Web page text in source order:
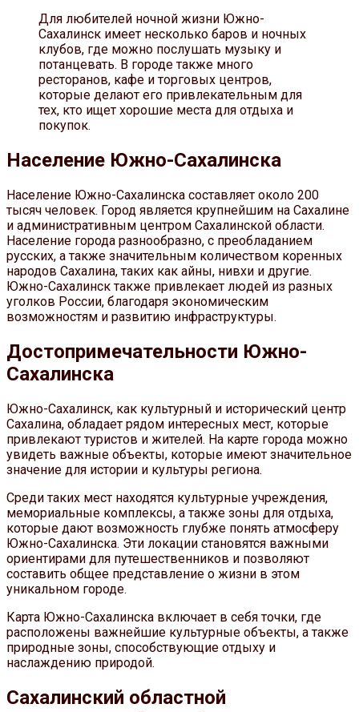
Для любителей ночной жизни Южно-
Сахалинск имеет несколько баров и ночных
клубов, где можно послушать музыку и
потанцевать. В городе также много
ресторанов, кафе и торговых центров,
которые делают его привлекательным для
тех, кто ищет хорошие места для отдыха и
покупок.
Население Южно-Сахалинска
Население Южно-Сахалинска составляет около 200
тысяч человек. Город является крупнейшим на Сахалине
и административным центром Сахалинской области.
Население города разнообразно, с преобладанием
русских, а также значительным количеством коренных
народов Сахалина, таких как айны, нивхи и другие.
Южно-Сахалинск также привлекает людей из разных
уголков России, благодаря экономическим
возможностям и развитию инфраструктуры.
Достопримечательности Южно-
Сахалинска
Южно-Сахалинск, как культурный и исторический центр
Сахалина, обладает рядом интересных мест, которые
привлекают туристов и жителей. На карте города можно
увидеть важные объекты, которые имеют значительное
значение для истории и культуры региона.
Среди таких мест находятся культурные учреждения,
мемориальные комплексы, а также зоны для отдыха,
которые дают возможность глубже понять атмосферу
Южно-Сахалинска. Эти локации становятся важными
ориентирами для путешественников и позволяют
составить общее представление о жизни в этом
уникальном городе.
Карта Южно-Сахалинска включает в себя точки, где
расположены важнейшие культурные объекты, а также
природные зоны, способствующие отдыху и
наслаждению природой.
Сахалинский областной